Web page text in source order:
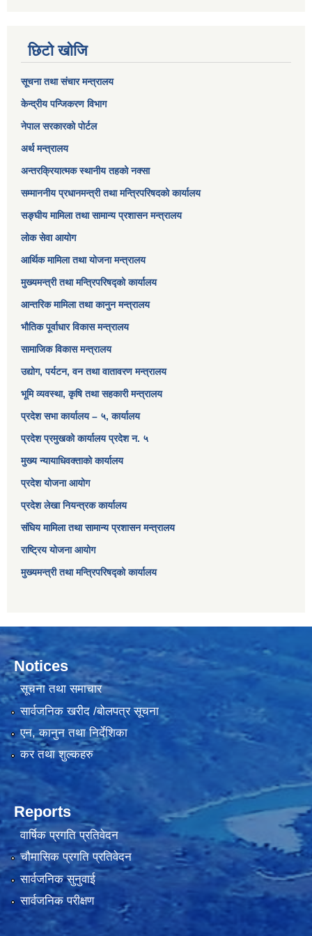
छिटो खोजि
सूचना तथा संचार मन्त्रालय
केन्द्रीय पन्जिकरण विभाग
नेपाल सरकारको पोर्टल
अर्थ मन्त्रालय
अन्तरक्रियात्मक स्थानीय तहको नक्सा
सम्माननीय प्रधानमन्त्री तथा मन्त्रिपरिषद‌को कार्यालय
सङ्‍घीय मामिला तथा सामान्य प्रशासन मन्त्रालय
लोक सेवा आयोग
आर्थिक मामिला तथा योजना मन्त्रालय​
मुख्यमन्त्री तथा मन्त्रिपरिषद्को कार्यालय
आन्तरिक मामिला तथा कानुन मन्त्रालय
भौतिक पूर्वाधार विकास मन्त्रालय
सामाजिक विकास मन्त्रालय
उद्योग, पर्यटन, वन तथा वातावरण मन्त्रालय
भूमि व्यवस्था, कृषि तथा सहकारी मन्त्रालय
प्रदेश सभा कार्यालय – ५, कार्यालय
प्रदेश प्रमुखको कार्यालय प्रदेश न. ५
मुख्य न्यायाधिवक्ताको कार्यालय
प्रदेश योजना आयोग
प्रदेश लेखा नियन्त्रक कार्यालय
संघिय मामिला तथा सामान्य प्रशासन मन्त्रालय
राष्ट्रिय योजना आयोग
मुख्यमन्त्री तथा मन्त्रिपरिषद्को कार्यालय
Notices
सूचना तथा समाचार
सार्वजनिक खरीद /बोलपत्र सूचना
एन, कानुन तथा निर्देशिका
कर तथा शुल्कहरु
Reports
वार्षिक प्रगति प्रतिवेदन
चौमासिक प्रगति प्रतिवेदन
सार्वजनिक सुनुवाई
सार्वजनिक परीक्षण